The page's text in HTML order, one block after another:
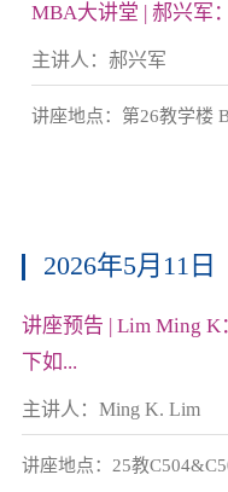
MBA大讲堂 | 郝兴军
主讲人：郝兴军
讲座地点：第26教学楼
2026年5月11日
讲座预告 | Lim Ming
下如...
主讲人：Ming K. Lim
讲座地点：25教